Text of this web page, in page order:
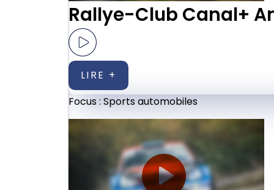
Rallye-Club Canal+
LIRE +
Focus : Sports automobiles